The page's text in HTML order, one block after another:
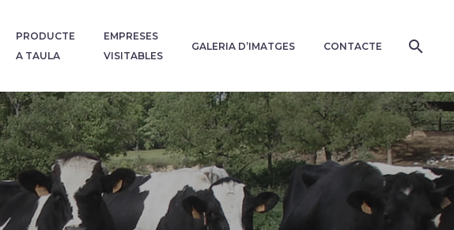
PRODUCTE
A TAULA
EMPRESES
VISITABLES
GALERIA D’IMATGES CONTACTE